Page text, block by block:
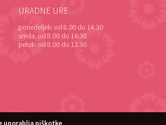
URADNE URE
ponedeljek: od 8.00 do 14.30
sreda: od 8.00 do 16.30
petek: od 8.00 do 12.30
uporablja piškotke